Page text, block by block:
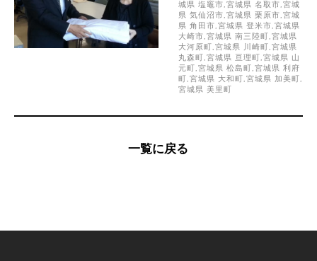
城県 塩竈市,宮城県 名取市,宮城
県 気仙沼市,宮城県 栗原市,宮城
県 角田市,宮城県 登米市,宮城県
大崎市,宮城県 南三陸町,宮城県
大河原町,宮城県 川崎町,宮城県
丸森町,宮城県 亘理町,宮城県 山
元町,宮城県 松島町,宮城県 利府
町,宮城県 大和町,宮城県 加美町,
宮城県 美里町
一覧に戻る